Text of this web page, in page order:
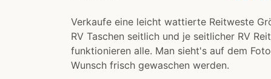
Verkaufe eine leicht wattierte Reitweste
RV Taschen seitlich und je seitlicher RV
funktionieren alle. Man sieht's auf dem
Wunsch frisch gewaschen werden.